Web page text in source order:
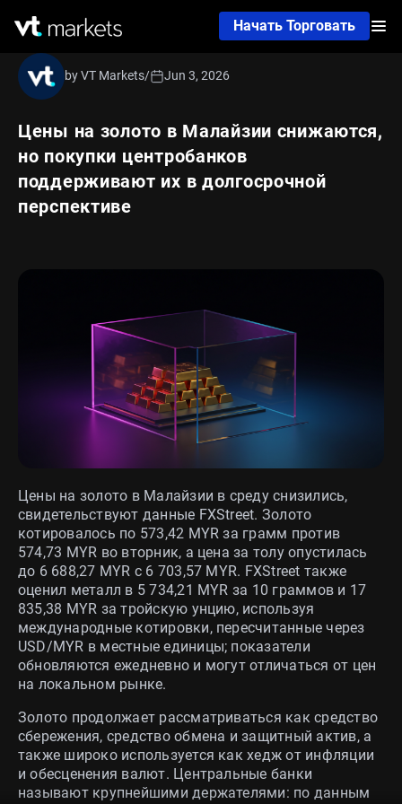
Начать Торговать
Цены на золото в Малайзии снижаются,
но покупки центробанков
поддерживают их в долгосрочной
перспективе
by VT Markets/ Jun 3, 2026
Цены на золото в Малайзии в среду снизились,
свидетельствуют данные FXStreet. Золото
котировалось по 573,42 MYR за грамм против
574,73 MYR во вторник, а цена за толу опустилась
до 6 688,27 MYR с 6 703,57 MYR. FXStreet также
оценил металл в 5 734,21 MYR за 10 граммов и 17
835,38 MYR за тройскую унцию, используя
международные котировки, пересчитанные через
USD/MYR в местные единицы; показатели
обновляются ежедневно и могут отличаться от цен
на локальном рынке.
Золото продолжает рассматриваться как средство
сбережения, средство обмена и защитный актив, а
также широко используется как хедж от инфляции
и обесценения валют. Центральные банки
называют крупнейшими держателями: по данным